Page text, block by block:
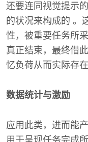
还要连同视觉提示
的状况来构成的 。
性，被重要任务所
真正结束，最终借
忆负荷从而实际存
数据统计与激励
应用此类，进而能
用于呈现任务完成